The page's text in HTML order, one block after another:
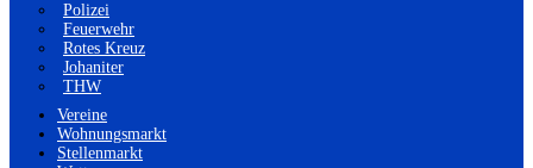
Polizei
Feuerwehr
Rotes Kreuz
Johaniter
THW
Vereine
Wohnungsmarkt
Stellenmarkt